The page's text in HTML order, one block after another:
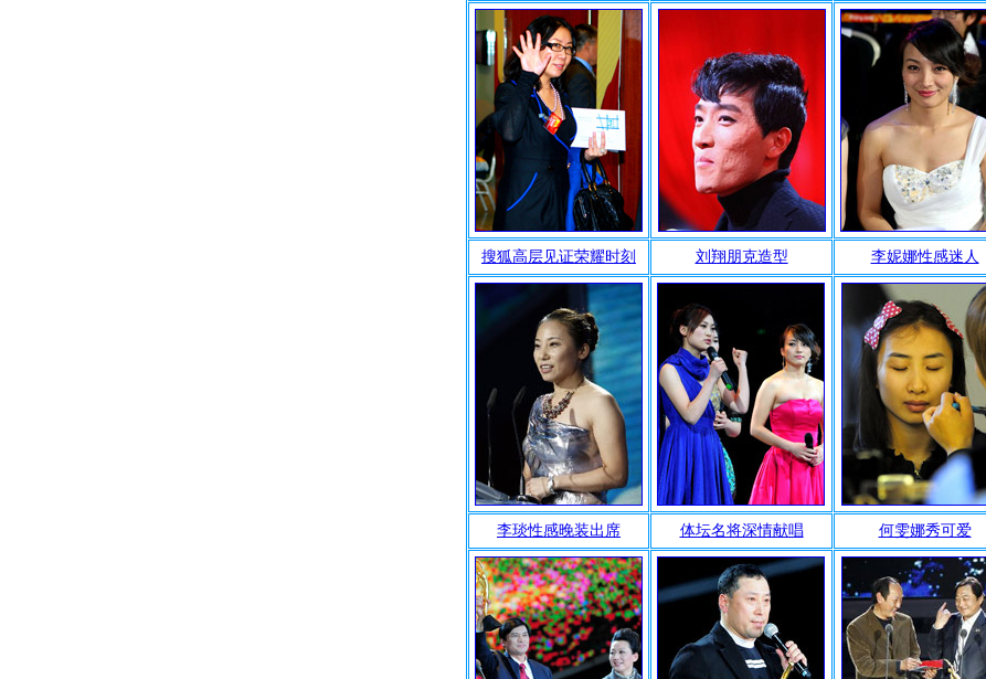
搜狐高层见证荣耀时刻 刘翔朋克造型 李妮娜性感迷人
李琰性感晚装出席 体坛名将深情献唱 何雯娜秀可爱